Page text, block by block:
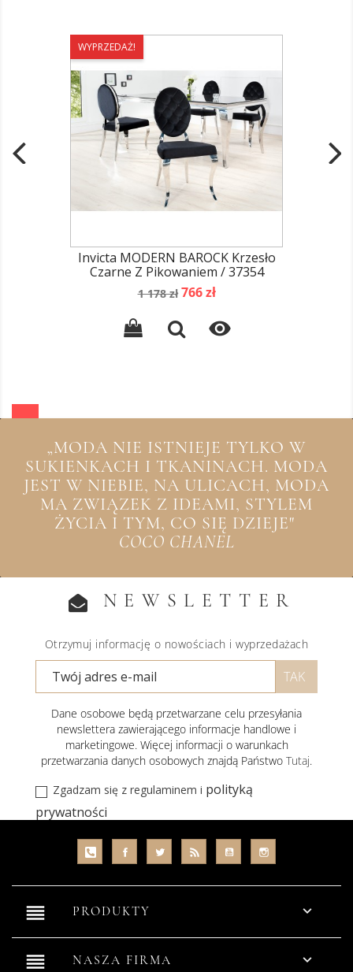
WYPRZEDAŻ!
Invicta MODERN BAROCK Krzesło
Czarne Z Pikowaniem / 37354
Cena
1 178 zł Cena
766 zł

„MODA NIE ISTNIEJE TYLKO W
SUKIENKACH I TKANINACH. MODA
JEST W NIEBIE, NA ULICACH, MODA
MA ZWIĄZEK Z IDEAMI, STYLEM
ŻYCIA I TYM, CO SIĘ DZIEJE"
COCO CHANEL
NEWSLETTER
Otrzymuj informację o nowościach i wyprzedażach
Dane osobowe będą przetwarzane celu przesyłania
newslettera zawierającego informacje handlowe i
marketingowe. Więcej informacji o warunkach
przetwarzania danych osobowych znajdą Państwo Tutaj.
Zgadzam się z regulaminem i polityką
prywatności
reorder PRODUKTY 
reorder NASZA FIRMA 